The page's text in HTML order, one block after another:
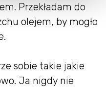
Przekładam do
olejem, by mogło
sobie takie jakie
Ja nigdy nie